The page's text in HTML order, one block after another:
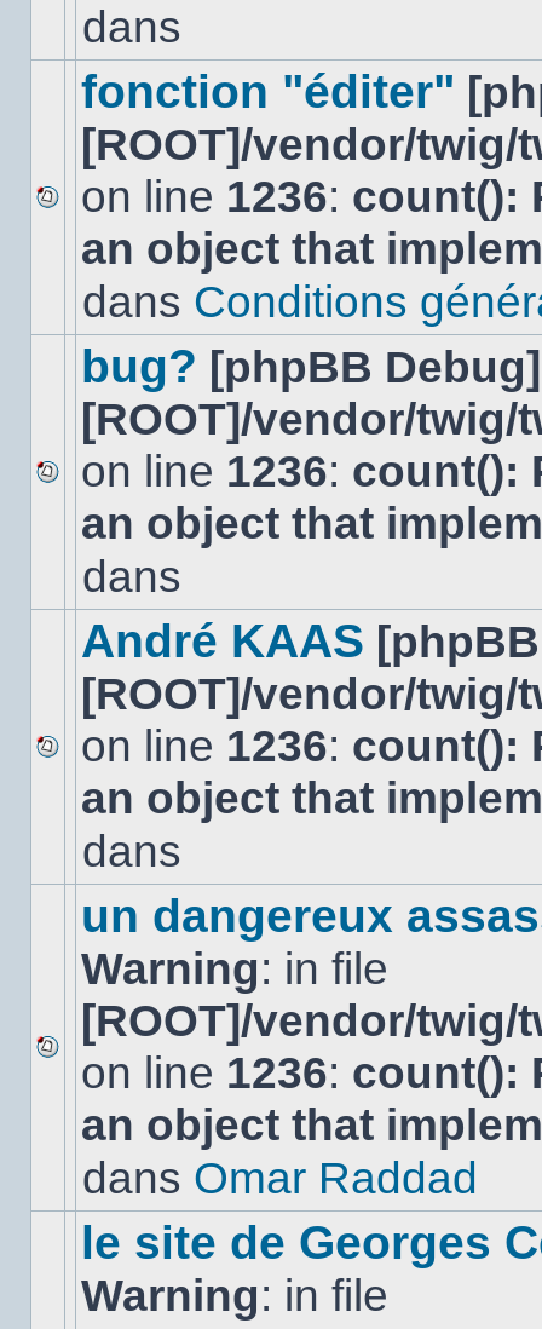
dans
sujet.
dans
Aucun
nouveau
message
sujet.
fonction "éditer"
[ROOT]/vendor/
on line 1236: count():
an object that
dans Conditions
Aucun
nouveau
message
sujet.
bug? [phpBB
[ROOT]/vendor/
on line 1236: count():
an object that
dans
Aucun
nouveau
message
sujet.
André KAAS
[ROOT]/vendor/
on line 1236: count():
an object that
dans
Aucun
nouveau
message
non-
dans
sujet.
un dangereux
Warning: in file
[ROOT]/vendor/
on line 1236: count():
an object that
dans Omar Raddad
le site de Georges
Warning: in file